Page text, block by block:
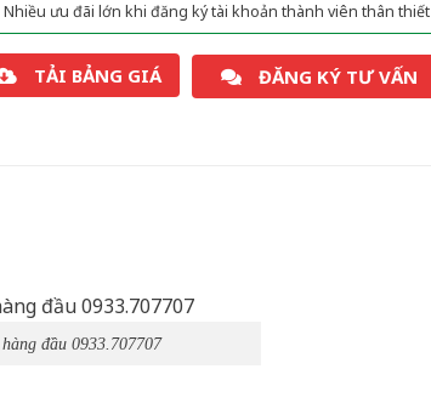
Nhiều ưu đãi lớn khi đăng ký tài khoản thành viên thân thiết
TẢI BẢNG GIÁ ĐĂNG KÝ TƯ VẤN
đầu 0933.707707